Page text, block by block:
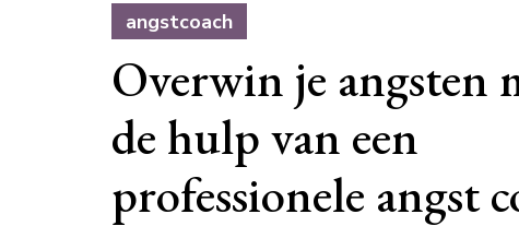
angstcoach
Overwin je angsten
de hulp van een
professionele angst